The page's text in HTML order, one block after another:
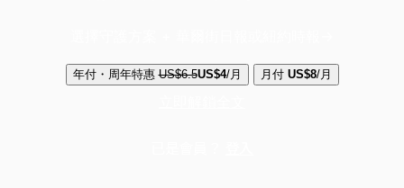
年付・周年特惠 US$6.5US$4/月 月付 US$8/月